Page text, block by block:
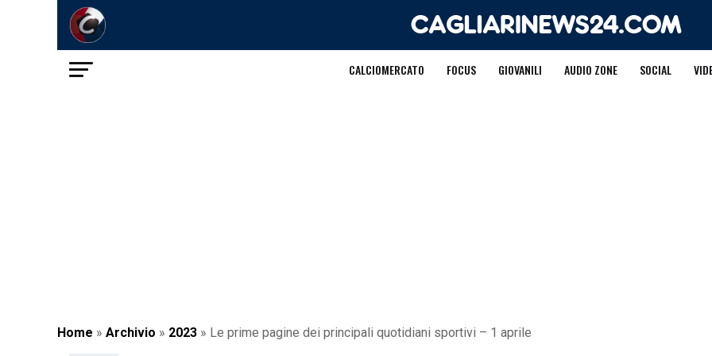
CALCIOMERCATO FOCUS GIOVANILI AUDIO ZONE SOCIAL
Home » Archivio » 2023 » Le prime pagine dei principali quotidiani sportivi – 1 aprile